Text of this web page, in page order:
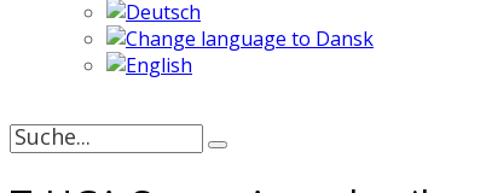
Suche